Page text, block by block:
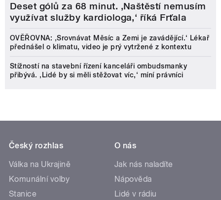
Deset gólů za 68 minut. ,Naštěstí nemusím
využívat služby kardiologa,‘ říká Frťala
OVĚŘOVNA: ‚Srovnávat Měsíc a Zemi je zavádějící.‘ Lékař
přednášel o klimatu, video je prý vytržené z kontextu
Stížností na stavební řízení kanceláři ombudsmanky
přibývá. ‚Lidé by si měli stěžovat víc,‘ míní právníci
Český rozhlas
Válka na Ukrajině
Komunální volby
Stanice
O nás
Jak nás naladíte
Nápověda
Lidé v rádiu